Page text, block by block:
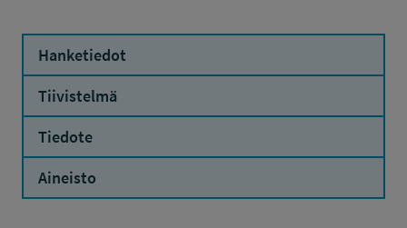
Hanketiedot
Tiivistelmä
Tiedote
Aineisto